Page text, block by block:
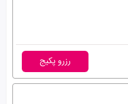
رزرو پکیج